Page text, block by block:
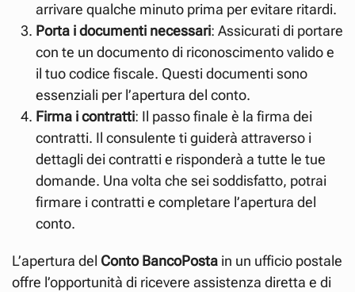
arrivare qualche minuto prima per evitare ritardi.
Porta i documenti necessari: Assicurati di portare
con te un documento di riconoscimento valido e
il tuo codice fiscale. Questi documenti sono
essenziali per l’apertura del conto.
Firma i contratti: Il passo finale è la firma dei
contratti. Il consulente ti guiderà attraverso i
dettagli dei contratti e risponderà a tutte le tue
domande. Una volta che sei soddisfatto, potrai
firmare i contratti e completare l’apertura del
conto.
L’apertura del Conto BancoPosta in un ufficio postale
offre l’opportunità di ricevere assistenza diretta e di